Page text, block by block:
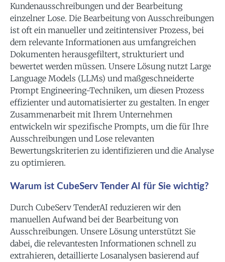
Kundenausschreibungen und der Bearbeitung
einzelner Lose. Die Bearbeitung von Ausschreibungen
ist oft ein manueller und zeitintensiver Prozess, bei
dem relevante Informationen aus umfangreichen
Dokumenten herausgefiltert, strukturiert und
bewertet werden müssen. Unsere Lösung nutzt Large
Language Models (LLMs) und maßgeschneiderte
Prompt Engineering-Techniken, um diesen Prozess
effizienter und automatisierter zu gestalten. In enger
Zusammenarbeit mit Ihrem Unternehmen
entwickeln wir spezifische Prompts, um die für Ihre
Ausschreibungen und Lose relevanten
Bewertungskriterien zu identifizieren und die Analyse
zu optimieren.
Warum ist CubeServ Tender AI für Sie wichtig?
Durch CubeServ TenderAI reduzieren wir den
manuellen Aufwand bei der Bearbeitung von
Ausschreibungen. Unsere Lösung unterstützt Sie
dabei, die relevantesten Informationen schnell zu
extrahieren, detaillierte Losanalysen basierend auf